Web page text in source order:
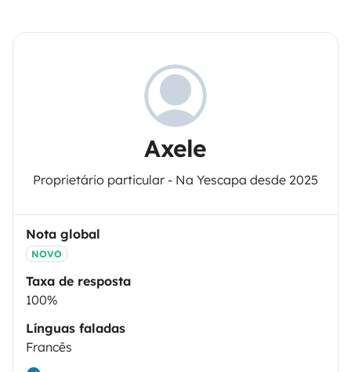
Axele
Proprietário particular - Na Yescapa desde 2025
Nota global
NOVO
Taxa de resposta
100%
Línguas faladas
Francês